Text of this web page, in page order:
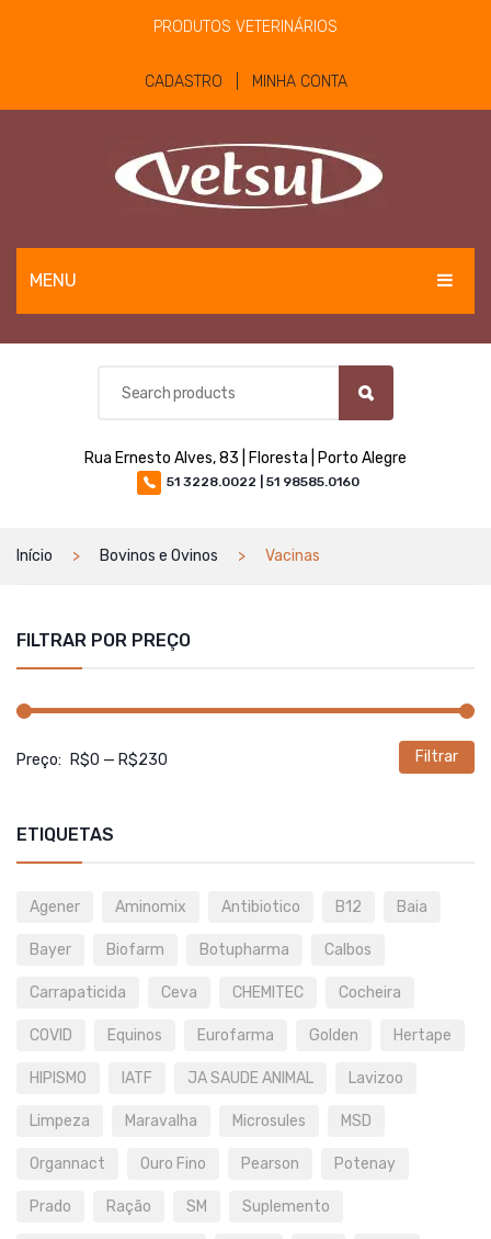
PRODUTOS VETERINÁRIOS
CADASTRO | MINHA CONTA
MENU
EQUINOS
BOVINOS E OVINOS
MATERIAIS E EQUIPAMENTOS
Rua Ernesto Alves, 83 | Floresta | Porto Alegre
51 3228.0022 | 51 98585.0160
Início Bovinos e Ovinos Vacinas
FILTRAR POR PREÇO
Filtrar
Preço: R$0 — R$230
ETIQUETAS
Agener Aminomix Antibiotico B12 Baia
Bayer Biofarm Botupharma Calbos
Carrapaticida Ceva CHEMITEC Cocheira
COVID Equinos Eurofarma Golden Hertape
HIPISMO IATF JA SAUDE ANIMAL Lavizoo
Limpeza Maravalha Microsules MSD
Organnact Ouro Fino Pearson Potenay
Prado Ração SM Suplemento